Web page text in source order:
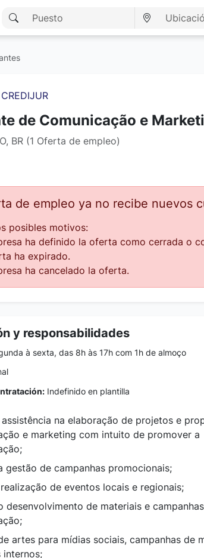
de Comunicação e
BR (1 Oferta de empleo)
de empleo ya no recibe nuevos
posibles motivos:
ha definido la oferta como cerrada o
ha expirado.
ha cancelado la oferta.
y responsabilidades
à sexta, das 8h às 17h com 1h de almoço
Indefinido en plantilla
na elaboração de projetos e
e marketing com intuito de promover a
gestão de campanhas promocionais;
de eventos locais e regionais;
desenvolvimento de materiais e
artes para mídias sociais, campanhas de
internos;